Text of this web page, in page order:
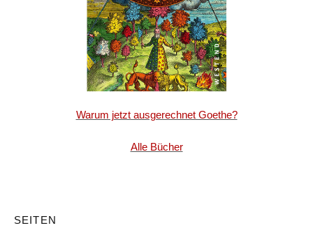
Warum jetzt ausgerechnet Goethe?
Alle Bücher
SEITEN